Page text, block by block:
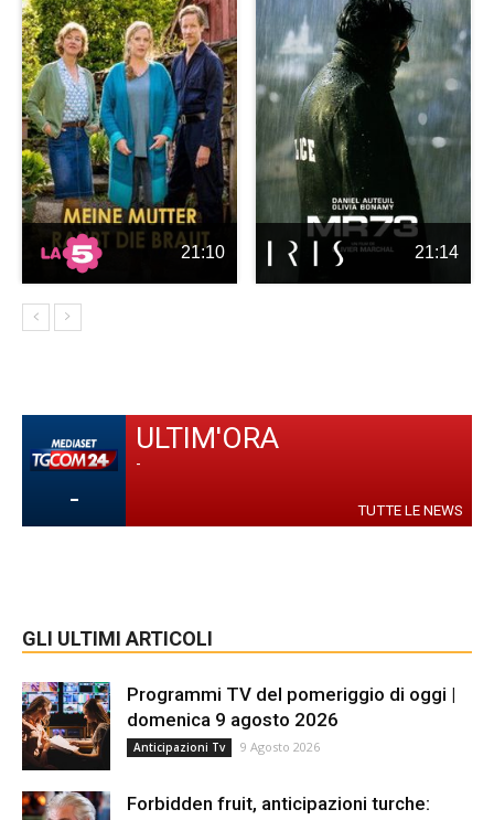
21:10 21:14
-
ULTIM'ORA
-
TUTTE LE NEWS
GLI ULTIMI ARTICOLI
Programmi TV del pomeriggio di oggi |
domenica 9 agosto 2026
Anticipazioni Tv 9 Agosto 2026
Forbidden fruit, anticipazioni turche: